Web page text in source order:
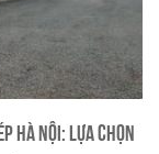
Hà Nội: Lựa Chọn